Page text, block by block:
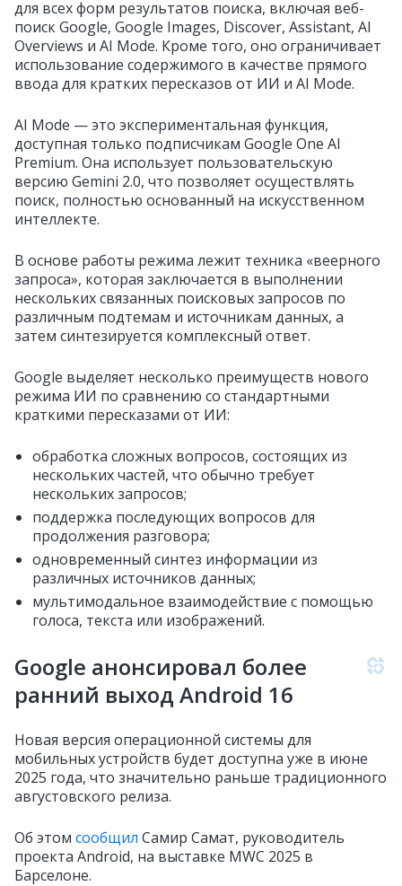
для всех форм результатов поиска, включая веб-
поиск Google, Google Images, Discover, Assistant, AI
Overviews и AI Mode. Кроме того, оно ограничивает
использование содержимого в качестве прямого
ввода для кратких пересказов от ИИ и AI Mode.
AI Mode — это экспериментальная функция,
доступная только подписчикам Google One AI
Premium. Она использует пользовательскую
версию Gemini 2.0, что позволяет осуществлять
поиск, полностью основанный на искусственном
интеллекте.
В основе работы режима лежит техника «веерного
запроса», которая заключается в выполнении
нескольких связанных поисковых запросов по
различным подтемам и источникам данных, а
затем синтезируется комплексный ответ.
Google выделяет несколько преимуществ нового
режима ИИ по сравнению со стандартными
краткими пересказами от ИИ:
обработка сложных вопросов, состоящих из
нескольких частей, что обычно требует
нескольких запросов;
поддержка последующих вопросов для
продолжения разговора;
одновременный синтез информации из
различных источников данных;
мультимодальное взаимодействие с помощью
голоса, текста или изображений.
Google анонсировал более
ранний выход Android 16
Новая версия операционной системы для
мобильных устройств будет доступна уже в июне
2025 года, что значительно раньше традиционного
августовского релиза.
Об этом сообщил Самир Самат, руководитель
проекта Android, на выставке MWC 2025 в
Барселоне.